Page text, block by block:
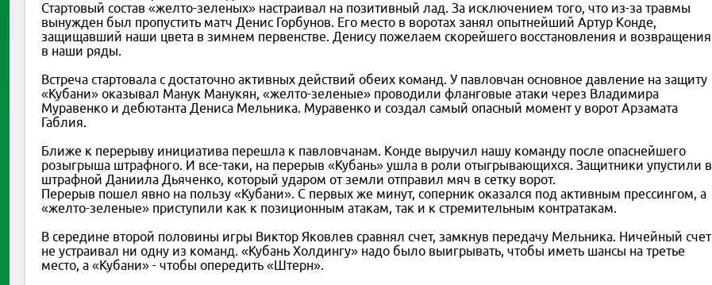
Стартовый состав «желто-зеленых» настраивал на позитивный лад. За исключением того, что из-за травмы
вынужден был пропустить матч Денис Горбунов. Его место в воротах занял опытнейший Артур Конде,
защищавший наши цвета в зимнем первенстве. Денису пожелаем скорейшего восстановления и возвращения
в наши ряды.
Встреча стартовала с достаточно активных действий обеих команд. У павловчан основное давление на защиту
«Кубани» оказывал Манук Манукян, «желто-зеленые» проводили фланговые атаки через Владимира
Муравенко и дебютанта Дениса Мельника. Муравенко и создал самый опасный момент у ворот Арзамата
Габлия.
Ближе к перерыву инициатива перешла к павловчанам. Конде выручил нашу команду после опаснейшего
розыгрыша штрафного. И все-таки, на перерыв «Кубань» ушла в роли отыгрывающихся. Защитники упустили в
штрафной Даниила Дьяченко, который ударом от земли отправил мяч в сетку ворот.
Перерыв пошел явно на пользу «Кубани». С первых же минут, соперник оказался под активным прессингом, а
«желто-зеленые» приступили как к позиционным атакам, так и к стремительным контратакам.
В середине второй половины игры Виктор Яковлев сравнял счет, замкнув передачу Мельника. Ничейный счет
не устраивал ни одну из команд. «Кубань Холдингу» надо было выигрывать, чтобы иметь шансы на третье
место, а «Кубани» - чтобы опередить «Штерн».